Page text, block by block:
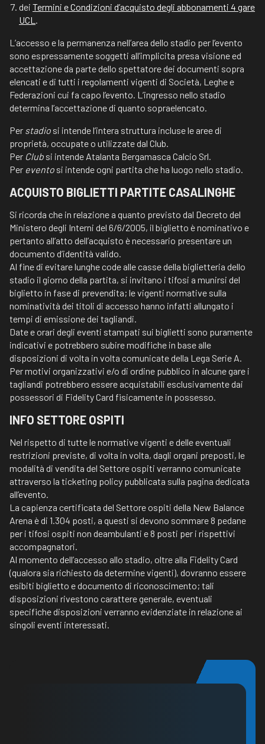
dei Termini e Condizioni d’acquisto degli abbonamenti 4 gare
UCL
L’accesso e la permanenza nell’area dello stadio per l’evento
sono espressamente soggetti all’implicita presa visione ed
accettazione da parte dello spettatore dei documenti sopra
elencati e di tutti i regolamenti vigenti di Società, Leghe e
Federazioni cui fa capo l’evento. L’ingresso nello stadio
determina l’accettazione di quanto sopraelencato.
Per stadio si intende l’intera struttura incluse le aree di
proprietà, occupate o utilizzate dal Club.
Per Club si intende Atalanta Bergamasca Calcio Srl.
Per evento si intende ogni partita che ha luogo nello stadio.
ACQUISTO BIGLIETTI PARTITE CASALINGHE
Si ricorda che in relazione a quanto previsto dal Decreto del
Ministero degli Interni del 6/6/2005, il biglietto è nominativo e
pertanto all’atto dell’acquisto è necessario presentare un
documento d’identità valido.
Al fine di evitare lunghe code alle casse della biglietteria dello
stadio il giorno della partita, si invitano i tifosi a munirsi del
biglietto in fase di prevendita; le vigenti normative sulla
nominatività dei titoli di accesso hanno infatti allungato i
tempi di emissione dei tagliandi.
Date e orari degli eventi stampati sui biglietti sono puramente
indicativi e potrebbero subire modifiche in base alle
disposizioni di volta in volta comunicate della Lega Serie A.
Per motivi organizzativi e/o di ordine pubblico in alcune gare i
tagliandi potrebbero essere acquistabili esclusivamente dai
possessori di Fidelity Card fisicamente in possesso.
INFO SETTORE OSPITI
Nel rispetto di tutte le normative vigenti e delle eventuali
restrizioni previste, di volta in volta, dagli organi preposti, le
modalità di vendita del Settore ospiti verranno comunicate
attraverso la ticketing policy pubblicata sulla pagina dedicata
all’evento.
La capienza certificata del Settore ospiti della New Balance
Arena è di 1.304 posti, a questi si devono sommare 8 pedane
per i tifosi ospiti non deambulanti e 8 posti per i rispettivi
accompagnatori.
Al momento dell’accesso allo stadio, oltre alla Fidelity Card
(qualora sia richiesto da determine vigenti), dovranno essere
esibiti biglietto e documento di riconoscimento; tali
disposizioni rivestono carattere generale, eventuali
specifiche disposizioni verranno evidenziate in relazione ai
singoli eventi interessati.